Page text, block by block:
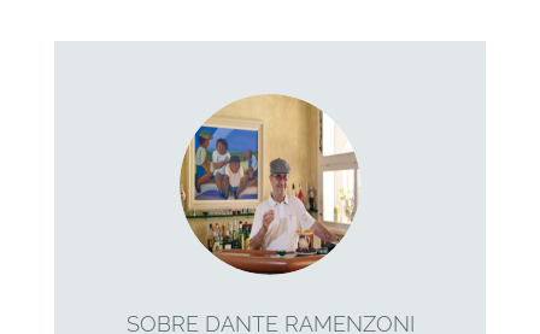
SOBRE DANTE RAMENZONI